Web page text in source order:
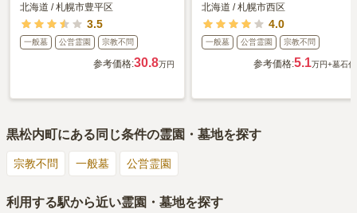
北海道 /札幌市豊平区
3.5
一般墓 公営霊園 宗教不問
参考価格:30.8万円
北海道 /札幌市西区
4.0
一般墓 公営霊園 宗教不問
参考価格:5.1万円+墓石代
黒松内町にある同じ条件の霊園・墓地を探す
宗教不問 一般墓 公営霊園
利用する駅から近い霊園・墓地を探す